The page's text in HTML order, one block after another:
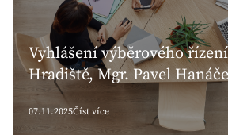
Vyhlášení výběrového
Hradiště, Mgr. Pavel
07.11.2025Číst více